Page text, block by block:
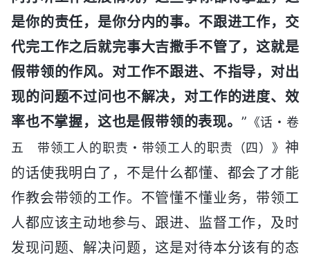
是你的责任，是你分内的事。不跟进工作，交
代完工作之后就完事大吉撒手不管了，这就是
假带领的作风。对工作不跟进、不指导，对出
现的问题不过问也不解决，对工作的进度、效
率也不掌握，这也是假带领的表现。 ” 《话・卷
五 带领工人的职责・带领工人的职责（四）》 神
的话使我明白了，不是什么都懂、都会了才能
作教会带领的工作。不管懂不懂业务，带领工
人都应该主动地参与、跟进、监督工作，及时
发现问题、解决问题，这是对待本分该有的态